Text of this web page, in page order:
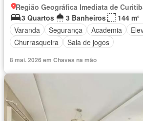
3 Quartos
3 Banheiros
144 m²
Varanda
Segurança Academia
Churrasqueira
Sala de jogos
8 mai. 2026 em Chaves na mão